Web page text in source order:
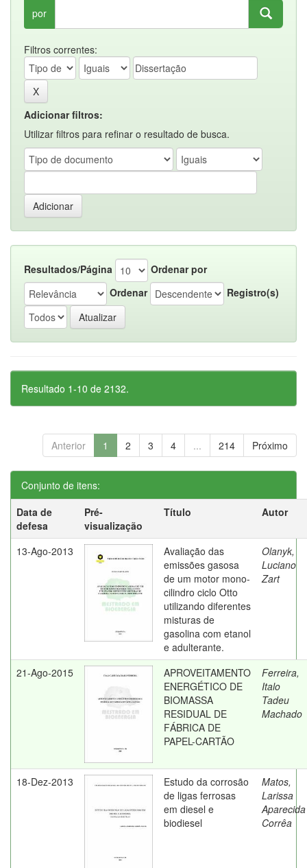
por
Filtros correntes:
Adicionar filtros:
Utilizar filtros para refinar o resultado de busca.
Resultados/Página
Ordenar por
Ordenar
Registro(s)
Resultado 1-10 de 2132.
Anterior 1 2 3 4 ... 214 Próximo
Conjunto de itens:
Data de
defesa
Pré-
visualização
Título Autor
13-Ago-2013
Avaliação das
emissões gasosa
de um motor mono-
cilindro ciclo Otto
utilizando diferentes
misturas de
gasolina com etanol
e adulterante.
Olanyk,
Luciano
Zart
21-Ago-2015
APROVEITAMENTO
ENERGÉTICO DE
BIOMASSA
RESIDUAL DE
FÁBRICA DE
PAPEL-CARTÃO
Ferreira,
Italo
Tadeu
Machado
18-Dez-2013
Estudo da corrosão
de ligas ferrosas
em diesel e
biodiesel
Matos,
Larissa
Aparecida
Corrêa